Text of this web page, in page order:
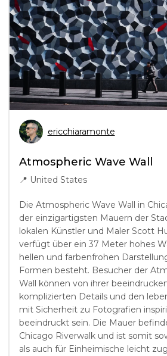
ericchiaramonte
Atmospheric Wave Wall
📍 United States
Die Atmospheric Wave Wall in
der einzigartigsten Mauern der
lokalen Künstler und Maler Scott
verfügt über ein 37 Meter hohes
hellen und farbenfrohen
Formen besteht. Besucher der
Wall können von ihrer
komplizierten Details und den
mit Sicherheit zu Fotografien
beeindruckt sein. Die Mauer
Chicago Riverwalk und ist somit
als auch für Einheimische leicht